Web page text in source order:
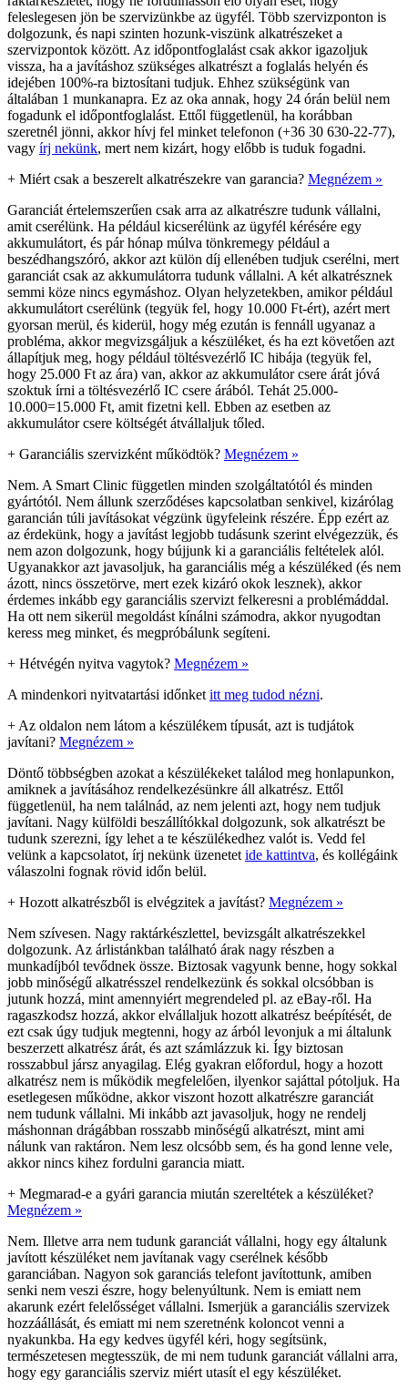
feleslegesen jön be szervizünkbe az ügyfél. Több szervizponton is
dolgozunk, és napi szinten hozunk-viszünk alkatrészeket a
szervizpontok között. Az időpontfoglalást csak akkor igazoljuk
vissza, ha a javításhoz szükséges alkatrészt a foglalás helyén és
idejében 100%-ra biztosítani tudjuk. Ehhez szükségünk van
általában 1 munkanapra. Ez az oka annak, hogy 24 órán belül nem
fogadunk el időpontfoglalást. Ettől függetlenül, ha korábban
szeretnél jönni, akkor hívj fel minket telefonon (+36 30 630-22-77),
vagy írj nekünk, mert nem kizárt, hogy előbb is tuduk fogadni.
+ Miért csak a beszerelt alkatrészekre van garancia? Megnézem »
Garanciát értelemszerűen csak arra az alkatrészre tudunk vállalni,
amit cserélünk. Ha például kicserélünk az ügyfél kérésére egy
akkumulátort, és pár hónap múlva tönkremegy például a
beszédhangszóró, akkor azt külön díj ellenében tudjuk cserélni, mert
garanciát csak az akkumulátorra tudunk vállalni. A két alkatrésznek
semmi köze nincs egymáshoz. Olyan helyzetekben, amikor például
akkumulátort cserélünk (tegyük fel, hogy 10.000 Ft-ért), azért mert
gyorsan merül, és kiderül, hogy még ezután is fennáll ugyanaz a
probléma, akkor megvizsgáljuk a készüléket, és ha ezt követően azt
állapítjuk meg, hogy például töltésvezérlő IC hibája (tegyük fel,
hogy 25.000 Ft az ára) van, akkor az akkumulátor csere árát jóvá
szoktuk írni a töltésvezérlő IC csere árából. Tehát 25.000-
10.000=15.000 Ft, amit fizetni kell. Ebben az esetben az
akkumulátor csere költségét átvállaljuk tőled.
+ Garanciális szervizként működtök? Megnézem »
Nem. A Smart Clinic független minden szolgáltatótól és minden
gyártótól. Nem állunk szerződéses kapcsolatban senkivel, kizárólag
garancián túli javításokat végzünk ügyfeleink részére. Épp ezért az
az érdekünk, hogy a javítást legjobb tudásunk szerint elvégezzük, és
nem azon dolgozunk, hogy bújjunk ki a garanciális feltételek alól.
Ugyanakkor azt javasoljuk, ha garanciális még a készüléked (és nem
ázott, nincs összetörve, mert ezek kizáró okok lesznek), akkor
érdemes inkább egy garanciális szervizt felkeresni a problémáddal.
Ha ott nem sikerül megoldást kínálni számodra, akkor nyugodtan
keress meg minket, és megpróbálunk segíteni.
+ Hétvégén nyitva vagytok? Megnézem »
A mindenkori nyitvatartási időnket itt meg tudod nézni.
+ Az oldalon nem látom a készülékem típusát, azt is tudjátok
javítani? Megnézem »
Döntő többségben azokat a készülékeket találod meg honlapunkon,
amiknek a javításához rendelkezésünkre áll alkatrész. Ettől
függetlenül, ha nem találnád, az nem jelenti azt, hogy nem tudjuk
javítani. Nagy külföldi beszállítókkal dolgozunk, sok alkatrészt be
tudunk szerezni, így lehet a te készülékedhez valót is. Vedd fel
velünk a kapcsolatot, írj nekünk üzenetet ide kattintva, és kollégáink
válaszolni fognak rövid időn belül.
+ Hozott alkatrészből is elvégzitek a javítást? Megnézem »
Nem szívesen. Nagy raktárkészlettel, bevizsgált alkatrészekkel
dolgozunk. Az árlistánkban található árak nagy részben a
munkadíjból tevődnek össze. Biztosak vagyunk benne, hogy sokkal
jobb minőségű alkatrésszel rendelkezünk és sokkal olcsóbban is
jutunk hozzá, mint amennyiért megrendeled pl. az eBay-ről. Ha
ragaszkodsz hozzá, akkor elvállaljuk hozott alkatrész beépítését, de
ezt csak úgy tudjuk megtenni, hogy az árból levonjuk a mi általunk
beszerzett alkatrész árát, és azt számlázzuk ki. Így biztosan
rosszabbul jársz anyagilag. Elég gyakran előfordul, hogy a hozott
alkatrész nem is működik megfelelően, ilyenkor sajáttal pótoljuk. Ha
esetlegesen működne, akkor viszont hozott alkatrészre garanciát
nem tudunk vállalni. Mi inkább azt javasoljuk, hogy ne rendelj
máshonnan drágábban rosszabb minőségű alkatrészt, mint ami
nálunk van raktáron. Nem lesz olcsóbb sem, és ha gond lenne vele,
akkor nincs kihez fordulni garancia miatt.
+ Megmarad-e a gyári garancia miután szereltétek a készüléket?
Megnézem »
Nem. Illetve arra nem tudunk garanciát vállalni, hogy egy általunk
javított készüléket nem javítanak vagy cserélnek később
garanciában. Nagyon sok garanciás telefont javítottunk, amiben
senki nem veszi észre, hogy belenyúltunk. Nem is emiatt nem
akarunk ezért felelősséget vállalni. Ismerjük a garanciális szervizek
hozzáállását, és emiatt mi nem szeretnénk koloncot venni a
nyakunkba. Ha egy kedves ügyfél kéri, hogy segítsünk,
természetesen megtesszük, de mi nem tudunk garanciát vállalni arra,
hogy egy garanciális szerviz miért utasít el egy készüléket.